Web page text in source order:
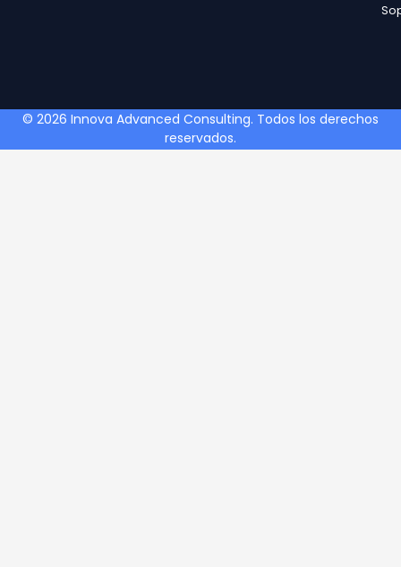
© 2026 Innova Advanced Consulting. Todos los derechos
reservados.